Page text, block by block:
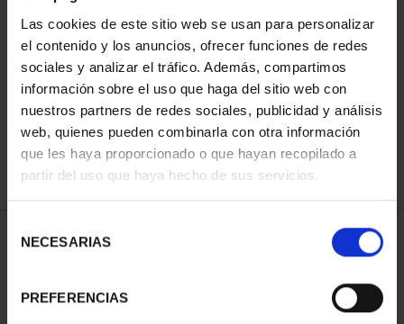
Las cookies de este sitio web se usan para personalizar
el contenido y los anuncios, ofrecer funciones de redes
sociales y analizar el tráfico. Además, compartimos
información sobre el uso que haga del sitio web con
nuestros partners de redes sociales, publicidad y análisis
web, quienes pueden combinarla con otra información
que les haya proporcionado o que hayan recopilado a
partir del uso que haya hecho de sus servicios.
NECESARIAS
PREFERENCIAS
ORDENAR POR:
REFINAR
1 Productos encontrados